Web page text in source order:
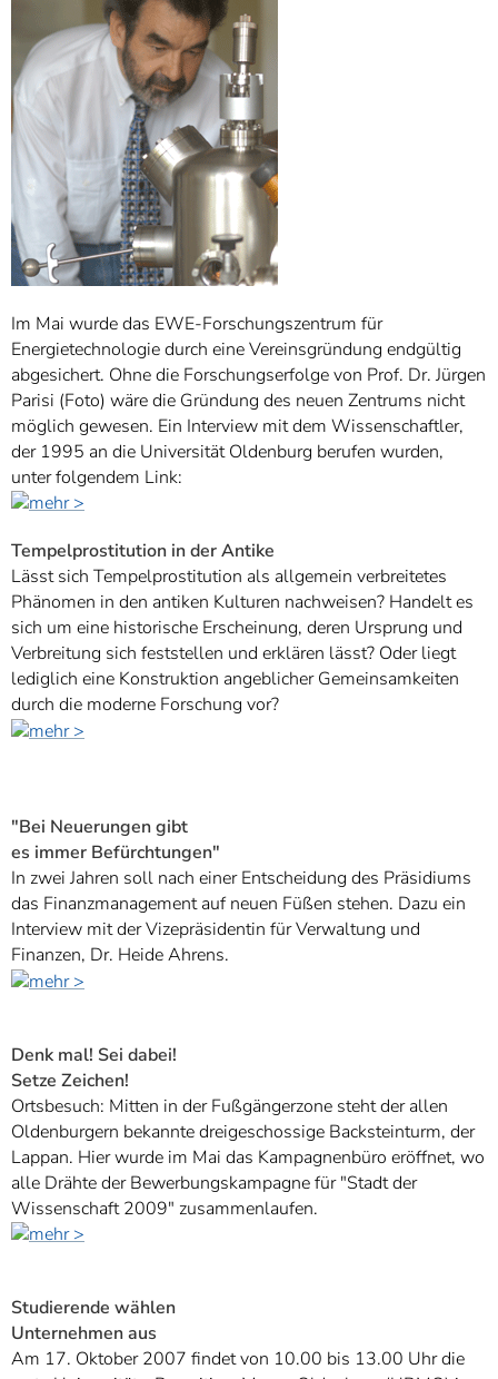
Im Mai wurde das EWE-Forschungszentrum für
Energietechnologie durch eine Vereinsgründung endgültig
abgesichert. Ohne die Forschungserfolge von Prof. Dr. Jürgen
Parisi (Foto) wäre die Gründung des neuen Zentrums nicht
möglich gewesen. Ein Interview mit dem Wissenschaftler,
der 1995 an die Universität Oldenburg berufen wurden,
unter folgendem Link:
Tempelprostitution in der Antike
Lässt sich Tempelprostitution als allgemein verbreitetes
Phänomen in den antiken Kulturen nachweisen? Handelt es
sich um eine historische Erscheinung, deren Ursprung und
Verbreitung sich feststellen und erklären lässt? Oder liegt
lediglich eine Konstruktion angeblicher Gemeinsamkeiten
durch die moderne Forschung vor?
"Bei Neuerungen gibt
es immer Befürchtungen"
In zwei Jahren soll nach einer Entscheidung des Präsidiums
das Finanzmanagement auf neuen Füßen stehen. Dazu ein
Interview mit der Vizepräsidentin für Verwaltung und
Finanzen, Dr. Heide Ahrens.
Denk mal! Sei dabei!
Setze Zeichen!
Ortsbesuch: Mitten in der Fußgängerzone steht der allen
Oldenburgern bekannte dreigeschossige Backsteinturm, der
Lappan. Hier wurde im Mai das Kampagnenbüro eröffnet, wo
alle Drähte der Bewerbungskampagne für "Stadt der
Wissenschaft 2009" zusammenlaufen.
Studierende wählen
Unternehmen aus
Am 17. Oktober 2007 findet von 10.00 bis 13.00 Uhr die